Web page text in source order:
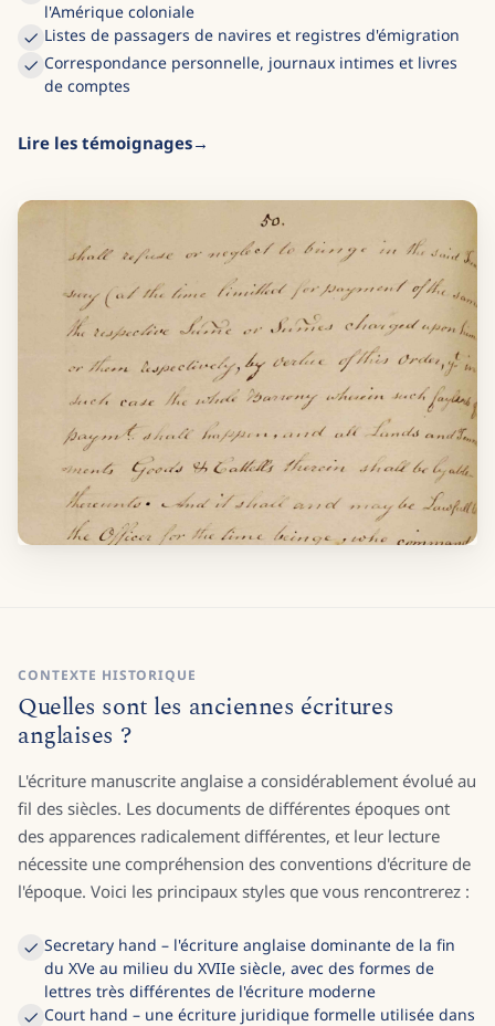
l'Amérique coloniale
Listes de passagers de navires et registres d'émigration
Correspondance personnelle, journaux intimes et livres
de comptes
Lire les témoignages
CONTEXTE HISTORIQUE
Quelles sont les anciennes écritures
anglaises ?
L'écriture manuscrite anglaise a considérablement évolué au
fil des siècles. Les documents de différentes époques ont
des apparences radicalement différentes, et leur lecture
nécessite une compréhension des conventions d'écriture de
l'époque. Voici les principaux styles que vous rencontrerez :
Secretary hand – l'écriture anglaise dominante de la fin
du XVe au milieu du XVIIe siècle, avec des formes de
lettres très différentes de l'écriture moderne
Court hand – une écriture juridique formelle utilisée dans